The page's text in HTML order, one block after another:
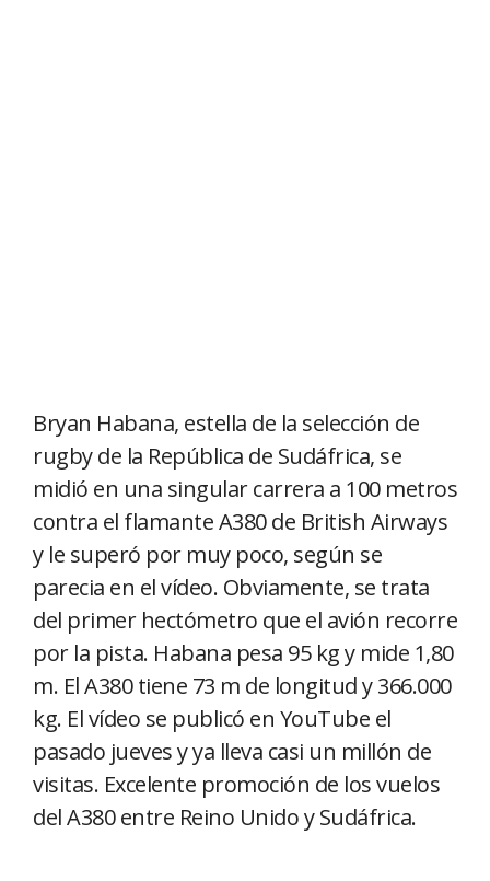
Bryan Habana, estella de la selección de
rugby de la República de Sudáfrica, se
midió en una singular carrera a 100 metros
contra el flamante A380 de British Airways
y le superó por muy poco, según se
parecia en el vídeo. Obviamente, se trata
del primer hectómetro que el avión recorre
por la pista. Habana pesa 95 kg y mide 1,80
m. El A380 tiene 73 m de longitud y 366.000
kg. El vídeo se publicó en YouTube el
pasado jueves y ya lleva casi un millón de
visitas. Excelente promoción de los vuelos
del A380 entre Reino Unido y Sudáfrica.